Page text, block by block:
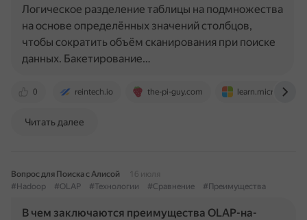
0 reintech.io the-pi-guy.com
Логическое разделение таблицы на подмножества
на основе определённых значений столбцов,
чтобы сократить объём сканирования при поиске
данных. Бакетирование…
Читать далее
Вопрос для Поиска с Алисой
16 июля
#Hadoop
#OLAP #Технологии #Сравнение #Преимущества
В чем заключаются преимущества OLAP-на-